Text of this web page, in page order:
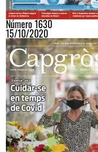
Número 1630
15/10/2020